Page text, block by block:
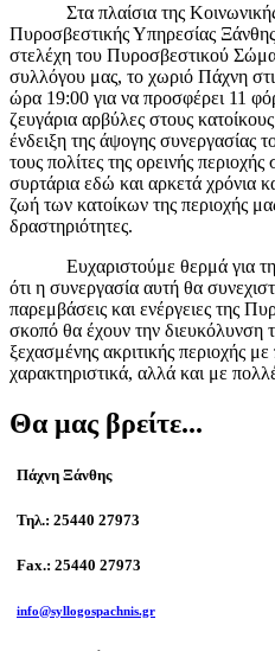
Στα πλαίσια της
Πυροσβεστικής Υπηρεσίας
στελέχη του Πυροσβεστικού
συλλόγου μας, το χωριό Πάχνη
ώρα 19:00 για να προσφέρει 11
ζευγάρια αρβύλες στους
ένδειξη της άψογης συνεργασίας
τους πολίτες της ορεινής
συρτάρια εδώ και αρκετά χρόνια
ζωή των κατοίκων της περιοχής
δραστηριότητες.
Ευχαριστούμε θερμά για την
ότι η συνεργασία αυτή θα
παρεμβάσεις και ενέργειες της
σκοπό θα έχουν την διευκόλυνση
ξεχασμένης ακριτικής περιοχής
χαρακτηριστικά, αλλά και με
Θα μας βρείτε...
Πάχνη Ξάνθης
Τηλ.: 25440 27973
Fax.: 25440 27973
info@syllogospachnis.gr